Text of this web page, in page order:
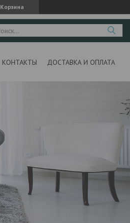
Корзина
КОНТАКТЫ ДОСТАВКА И ОПЛАТА